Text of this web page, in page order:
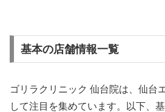
基本の店舗情報一覧
ゴリラクリニック 仙台院は、仙台
して注目を集めています。以下、